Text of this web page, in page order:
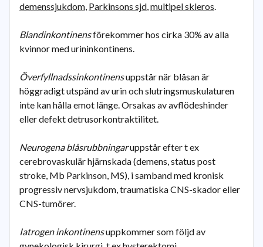
demenssjukdom, Parkinsons sjd,multipel skleros.
Blandinkontinensförekommer hos cirka 30% av alla
kvinnor med urininkontinens.
Överfyllnadssinkontinensuppstår när blåsan är
höggradigt utspänd av urin och slutringsmuskulaturen
inte kan hålla emot länge. Orsakas av avflödeshinder
eller defekt detrusorkontraktilitet.
Neurogena blåsrubbningaruppstår efter t ex
cerebrovaskulär hjärnskada (demens, status post
stroke, Mb Parkinson, MS), i samband med kronisk
progressiv nervsjukdom, traumatiska CNS-skador eller
CNS-tumörer.
Iatrogen inkontinensuppkommer som följd av